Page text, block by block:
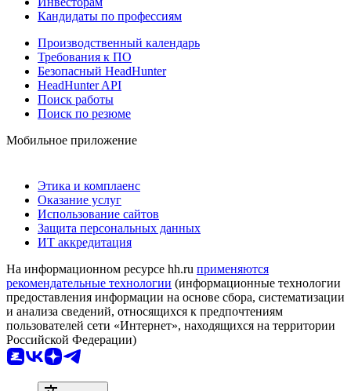
Кандидаты по профессиям
Производственный календарь
Требования к ПО
Безопасный HeadHunter
HeadHunter API
Поиск работы
Поиск по резюме
Мобильное приложение
Этика и комплаенс
Оказание услуг
Использование сайтов
Защита персональных данных
ИТ аккредитация
На информационном ресурсе hh.ru применяются
рекомендательные технологии (информационные технологии
предоставления информации на основе сбора, систематизации
и анализа сведений, относящихся к предпочтениям
пользователей сети «Интернет», находящихся на территории
Российской Федерации)